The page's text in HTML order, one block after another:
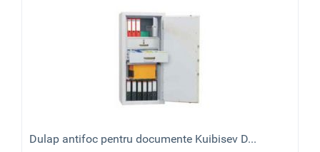
Dulap antifoc pentru documente Kuibisev D...